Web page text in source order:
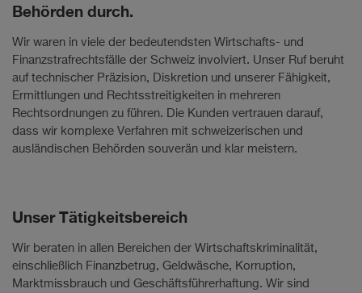
Behörden durch.
Wir waren in viele der bedeutendsten Wirtschafts- und
Finanzstrafrechtsfälle der Schweiz involviert. Unser Ruf beruht
auf technischer Präzision, Diskretion und unserer Fähigkeit,
Ermittlungen und Rechtsstreitigkeiten in mehreren
Rechtsordnungen zu führen. Die Kunden vertrauen darauf,
dass wir komplexe Verfahren mit schweizerischen und
ausländischen Behörden souverän und klar meistern.
Unser Tätigkeitsbereich
Wir beraten in allen Bereichen der Wirtschaftskriminalität,
einschließlich Finanzbetrug, Geldwäsche, Korruption,
Marktmissbrauch und Geschäftsführerhaftung. Wir sind